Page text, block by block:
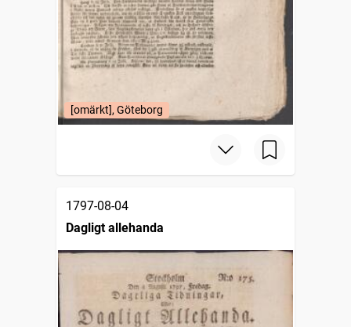
[omärkt], Göteborg
1797-08-04
Dagligt allehanda